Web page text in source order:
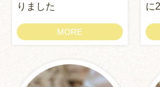
りました
MORE
に